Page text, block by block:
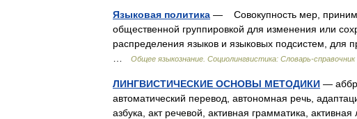
Языковая политика — Совокупность мер,
общественной группировкой для изменения или
распределения языков и языковых подсистем, для
Общее языкознание. Социолингвистика: Словарь-справочник
ЛИНГВИСТИЧЕСКИЕ ОСНОВЫ МЕТОДИКИ —
автоматический перевод, автономная речь,
азбука, акт речевой, активная грамматика,